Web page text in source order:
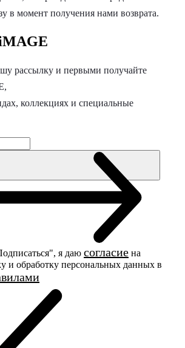
в момент получения нами возврата.
рассылку и первыми получайте
коллекциях и специальные
я даю согласие на
и обработку персональных данных в